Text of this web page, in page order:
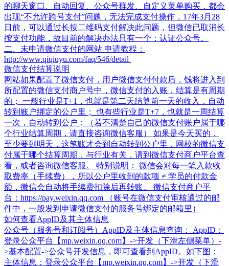
的聊天窗口、自动回复、公众号群发、自定义菜单购买，都会
出现“不允许跨号支付”问题，无法完成支付操作，17年3月28
日前，可以通过长按二维码支付解决此问题，但微信已取消长
按支付功能，故目前的解决办法只有一个：认证公众号。
二、未申请微信支付的网站 申请教程：
http://www.qiqiuyu.com/faq/546/detail​
微信支付结算说明
网站如果配置了微信支付，用户微信支付付款后，钱将进入到
所配置的微信支付商户号中，微信支付的入账，结算是有周期
的； 一般行业是T+1，也就是第二天结算前一天的收入，自动
转到账户绑定的公户里； 也有些行业是T+7，也就是一周结算
一次，自动转到公户；（若不清楚自己的微信支付账户属于哪
个行业结算周期，请直接咨询微信客服） 如果是今天买的，
至少要到明天，这笔账才会到自动转到公户里，网校的微信支
付属于哪个结算周期，与行业有关，请到微信支付商户平台查
看，或者咨询微信客服。 特别说明： 微信会对每一笔入款收
取费率（手续费），所以公户里收到的款项 ≠ 学员的付款金
额，微信会自动将手续费扣除后再转账。 微信支付商户平
台：https://pay.weixin.qq.com （账号在微信支付审核通过的邮
件中，一般发到申请微信支付的服务号绑定的邮箱里）
如何查看AppID及其主体信息
公众号（服务号和订阅号）AppID及主体信息查询： AppID：
登录公众平台【mp.weixin.qq.com】->开发（下滑左侧菜单）-
>基本配置->公众号开发信息，即可查看到AppID。如下图：
主体信息：登录公众平台【mp.weixin.qq.com】->开发（下滑